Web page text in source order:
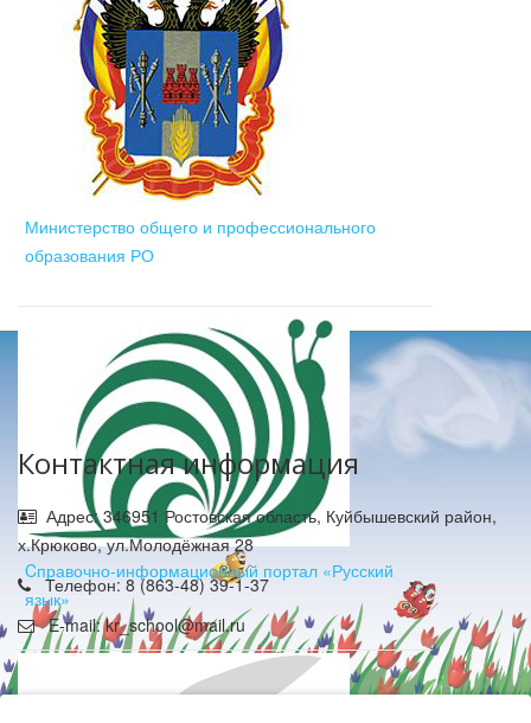
Министерство общего и профессионального
образования РО
Cправочно-информационный портал «Русский
язык»
Контактная информация
Адрес: 346951 Ростовская область, Куйбышевский район,
х.Крюково, ул.Молодёжная 28
Телефон: 8 (863-48) 39-1-37
E-mail: kr_school@mail.ru